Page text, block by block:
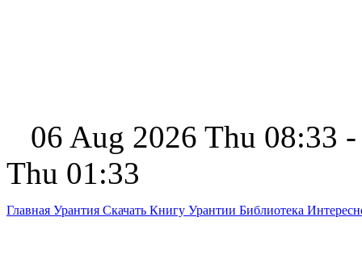
06 Aug 2026 Thu 08:33
Thu 01:33
Главная Урантия Скачать Книгу Урантии Библиотека